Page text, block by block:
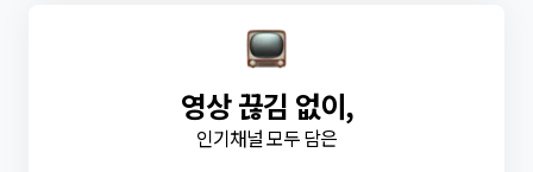
영상 끊김 없이,
인기채널 모두 담은